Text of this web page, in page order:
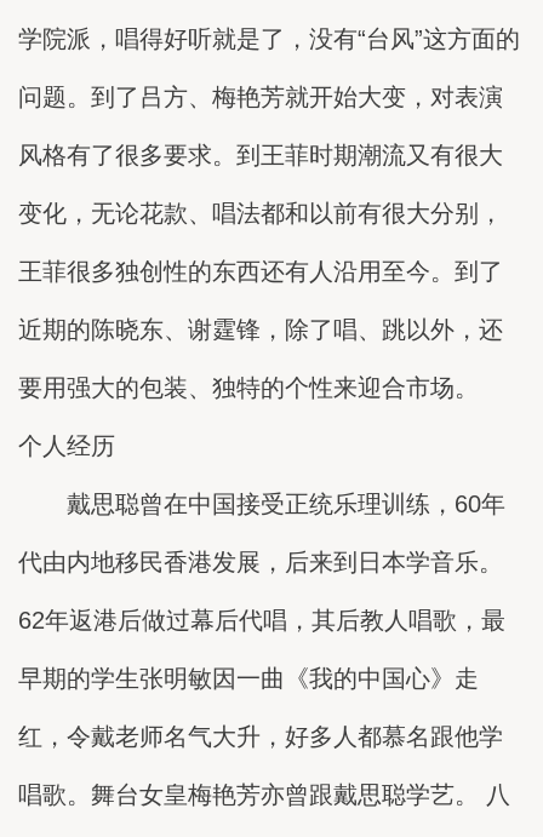
学院派，唱得好听就是了，没有“台风”这方面的
问题。到了吕方、梅艳芳就开始大变，对表演
风格有了很多要求。到王菲时期潮流又有很大
变化，无论花款、唱法都和以前有很大分别，
王菲很多独创性的东西还有人沿用至今。到了
近期的陈晓东、谢霆锋，除了唱、跳以外，还
要用强大的包装、独特的个性来迎合市场。
个人经历
戴思聪曾在中国接受正统乐理训练，60年
代由内地移民香港发展，后来到日本学音乐。
62年返港后做过幕后代唱，其后教人唱歌，最
早期的学生张明敏因一曲《我的中国心》走
红，令戴老师名气大升，好多人都慕名跟他学
唱歌。舞台女皇梅艳芳亦曾跟戴思聪学艺。 八